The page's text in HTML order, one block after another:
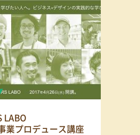
LABO
業プロデュース講座